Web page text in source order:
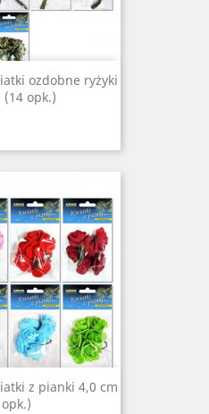
ozdobne ryżyki
(14 opk.)
z pianki 4,0 cm